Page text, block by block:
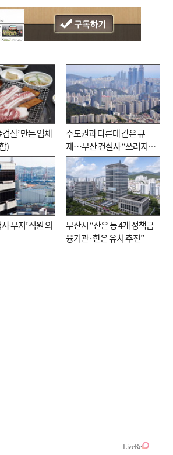
살’ 만든 업체
)
수도권과 다른데 같은 규
제…부산 건설사 “쓰러지기
직전”
부지’ 직원 의
부산시 “산은 등 4개 정책금
융기관·한은 유치 추진”